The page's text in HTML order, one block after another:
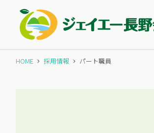
HOME 採用情報 パート職員